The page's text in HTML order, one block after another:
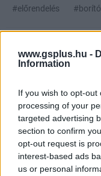
www.gsplus.hu -
Information
If you wish to opt-
processing of your
targeted advertising
section to confirm
opt-out request is
interest-based ads
us or personal
#előrendelés
#borító